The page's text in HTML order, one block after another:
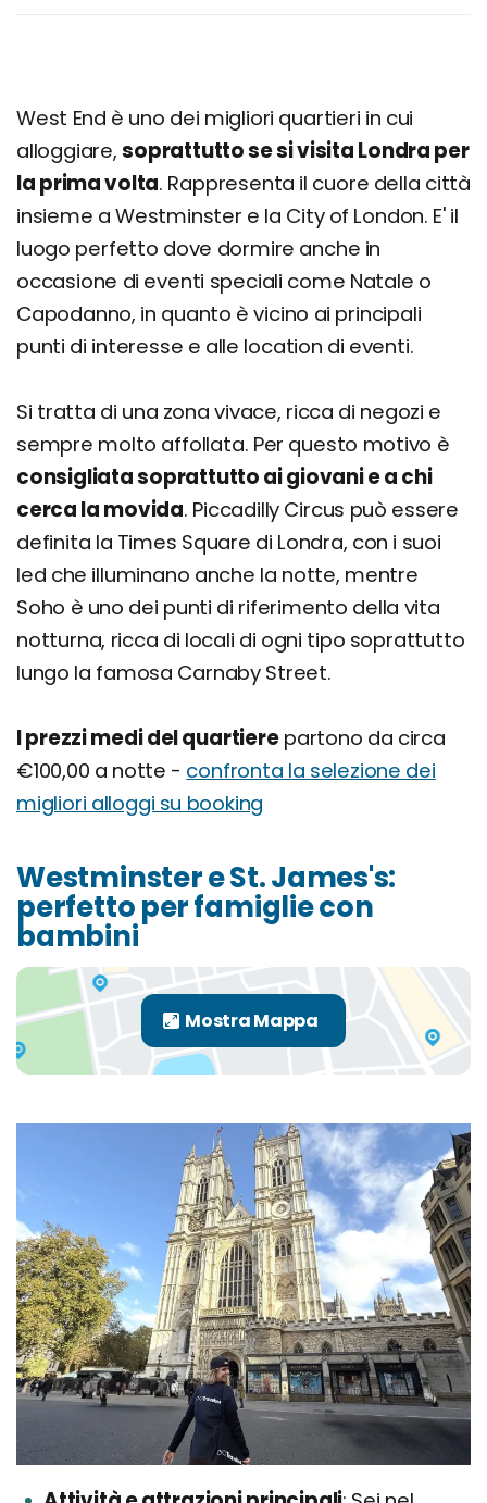
West End è uno dei migliori quartieri in cui
alloggiare,soprattutto se si visita Londra per
la prima volta. Rappresenta il cuore della città
insieme a Westminster e la City of London. E' il
luogo perfetto dove dormire anche in
occasione di eventi speciali come Natale o
Capodanno, in quanto è vicino ai principali
punti di interesse e alle location di eventi.
Si tratta di una zona vivace, ricca di negozi e
sempre molto affollata. Per questo motivo è
consigliata soprattutto ai giovani e a chi
cerca la movida. Piccadilly Circus può essere
definita la Times Square di Londra, con i suoi
led che illuminano anche la notte, mentre
Soho è uno dei punti di riferimento della vita
notturna, ricca di locali di ogni tipo soprattutto
lungo la famosa Carnaby Street.
I prezzi medi del quartierepartono da circa
€100,00 a notte - confronta la selezione dei
migliori alloggi su booking
Westminster e St. James's:
perfetto per famiglie con
bambini